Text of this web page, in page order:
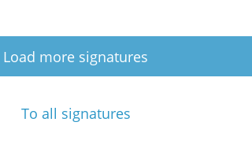
Load more signatures
To all signatures